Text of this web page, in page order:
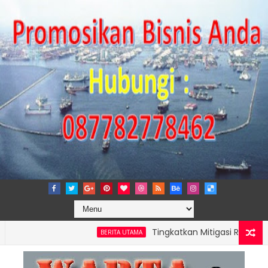
BERITA UTAMA
Tingkatkan Mitigasi Risiko, IPC TPK
KAPASITAS TPK NILAM MELALUI PENAMBAHAN E-RTG